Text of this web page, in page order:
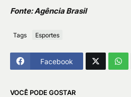
Fonte: Agência Brasil
Tags Esportes
Facebook
VOCÊ PODE GOSTAR